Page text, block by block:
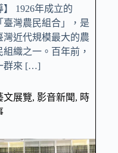
】 1926年成立的
臺灣農民組合」，是
灣近代規模最大的農
組織之一。百年前，
群來 […]
文展覽, 影音新聞, 時